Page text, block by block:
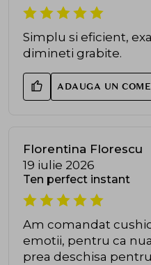
Simplu si eficient,
dimineti grabite.
ADAUGA UN
Florentina Florescu
19 iulie 2026
Ten perfect instant
Am comandat
emotii, pentru ca
prea deschisa